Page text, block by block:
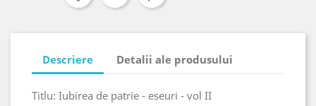
Descriere Detalii ale produsului
Titlu: Iubirea de patrie - eseuri - vol II